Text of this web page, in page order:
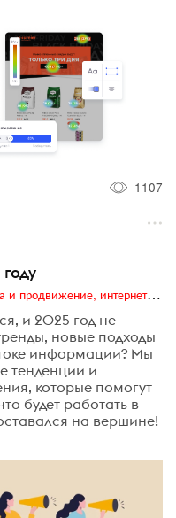
1107
Digital (web-дизайн, интернет-реклама и продвижение, интернет-сообщества и блоги, интернет-коммуникации, мобильный маркетинг, реклама на цифровых экранах)
и 2025 год не
новые подходы
информации? Мы
тенденции и
которые помогут
будет работать в
на вершине!